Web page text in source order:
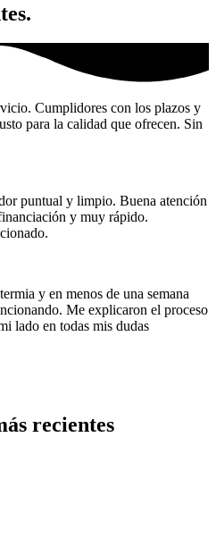
Cumplidores con los plazos y
para la calidad que ofrecen. Sin
puntual y limpio. Buena atención
y muy rápido.
y en menos de una semana
Me explicaron el proceso
lado en todas mis dudas
recientes